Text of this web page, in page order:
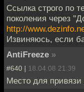
Ссылка строго по
поколения через
http://
Извиняюсь, если
AntiFreeze »
#640 | 18.04.08 21:39
Место для